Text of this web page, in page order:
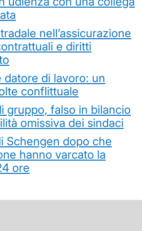
nell’assicurazione
e diritti
datore di lavoro: un
conflittuale
gruppo, falso in bilancio
omissiva dei sindaci
Schengen dopo che
hanno varcato la
ore